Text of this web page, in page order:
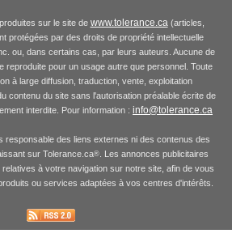
sur le site de www.tolerance.ca(articles,
protégées par des droits de propriété intellectuelle
ou, dans certains cas, par leurs auteurs. Aucune de
reproduite pour un usage autre que personnel. Toute
à large diffusion, traduction, vente, exploitation
contenu du site sans l'autorisation préalable écrite de
interdite. Pour information : info@tolerance.ca
responsable des liens externes ni des contenus des
sur Tolerance.ca®. Les annonces publicitaires
à votre navigation sur notre site, afin de vous
ou services adaptées à vos centres d'intérêts.